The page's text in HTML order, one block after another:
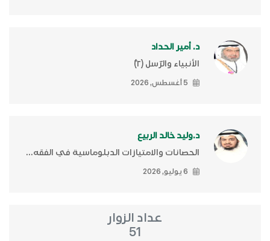
د. أمير الحداد
الأنبياء والرّسل (٢)ّ
5 أغسطس, 2026
د.وليد خالد الربيع
الحصانات والامتيازات الدبلوماسية في الفقه...
6 يوليو, 2026
عداد الزوار
51